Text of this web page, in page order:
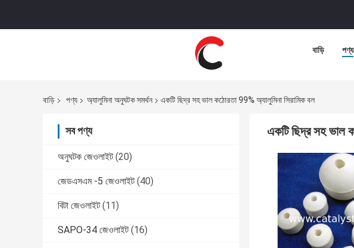
বাড়ি পণ্য
বাড়ি পণ্য অ্যালুমিনা অনুঘটক সমর্থন একটি ছিদ্র সহ ভাল কঠোরতা 99% অ্যালুমিনা সিরামিক বল
সব পণ্য
অনুঘটক জেওলাইট (20)
জেডএসএম -5 জেওলাইট (40)
বিটা জেওলাইট (11)
SAPO-34 জেওলাইট (16)
একটি ছিদ্র সহ ভাল